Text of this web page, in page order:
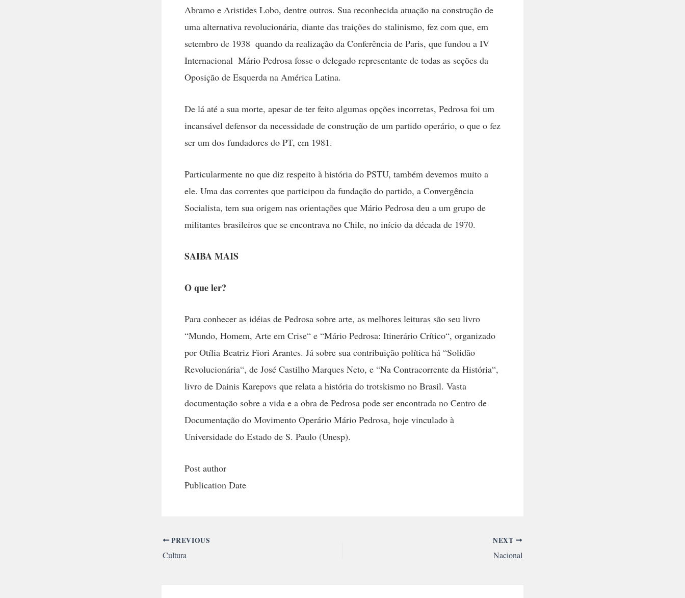
Abramo e Aristides Lobo, dentre outros. Sua reconhecida atuação na construção de
uma alternativa revolucionária, diante das traições do stalinismo, fez com que, em
setembro de 1938  quando da realização da Conferência de Paris, que fundou a IV
Internacional  Mário Pedrosa fosse o delegado representante de todas as seções da
Oposição de Esquerda na América Latina.
De lá até a sua morte, apesar de ter feito algumas opções incorretas, Pedrosa foi um
incansável defensor da necessidade de construção de um partido operário, o que o fez
ser um dos fundadores do PT, em 1981.
Particularmente no que diz respeito à história do PSTU, também devemos muito a
ele. Uma das correntes que participou da fundação do partido, a Convergência
Socialista, tem sua origem nas orientações que Mário Pedrosa deu a um grupo de
militantes brasileiros que se encontrava no Chile, no início da década de 1970.
SAIBA MAIS
O que ler?
Para conhecer as idéias de Pedrosa sobre arte, as melhores leituras são seu livro
“Mundo, Homem, Arte em Crise“ e “Mário Pedrosa: Itinerário Crítico“, organizado
por Otília Beatriz Fiori Arantes. Já sobre sua contribuição política há “Solidão
Revolucionária“, de José Castilho Marques Neto, e “Na Contracorrente da História“,
livro de Dainis Karepovs que relata a história do trotskismo no Brasil. Vasta
documentação sobre a vida e a obra de Pedrosa pode ser encontrada no Centro de
Documentação do Movimento Operário Mário Pedrosa, hoje vinculado à
Universidade do Estado de S. Paulo (Unesp).
Post author
Publication Date
PREVIOUS
Cultura
NEXT
Nacional